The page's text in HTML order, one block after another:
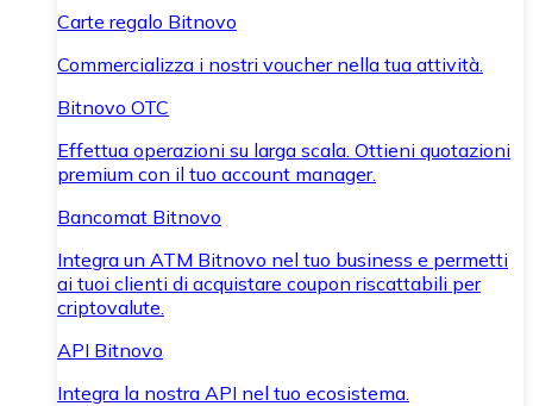
Carte regalo Bitnovo
Commercializza i nostri voucher nella tua attività.
Bitnovo OTC
Effettua operazioni su larga scala. Ottieni quotazioni
premium con il tuo account manager.
Bancomat Bitnovo
Integra un ATM Bitnovo nel tuo business e permetti
ai tuoi clienti di acquistare coupon riscattabili per
criptovalute.
API Bitnovo
Integra la nostra API nel tuo ecosistema.